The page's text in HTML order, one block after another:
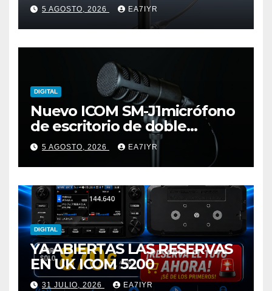
5 AGOSTO, 2026 EA7IYR
DIGITAL
Nuevo ICOM SM-J1micrófono
de escritorio de doble
elemento premium
5 AGOSTO, 2026 EA7IYR
DIGITAL
YA ABIERTAS LAS RESERVAS
EN UK ICOM 5200
31 JULIO, 2026 EA7IYR